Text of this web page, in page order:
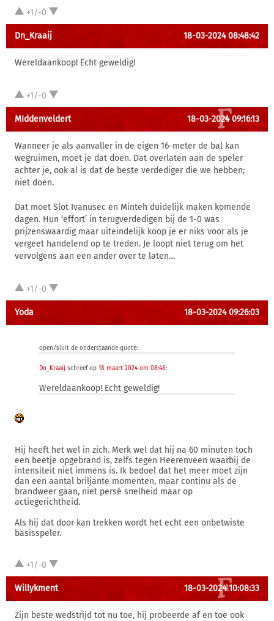
+1/-0
Dn_Kraaij 18-03-2024 08:48:42
Wereldaankoop! Echt geweldig!
+1/-0
MIddenveldert 18-03-2024 09:16:13
Wanneer je als aanvaller in de eigen 16-meter de bal kan
wegruimen, moet je dat doen. Dat overlaten aan de speler
achter je, ook al is dat de beste verdediger die we hebben;
niet doen.
Dat moet Slot Ivanusec en Minteh duidelijk maken komende
dagen. Hun ‘effort’ in terugverdedigen bij de 1-0 was
prijzenswaardig maar uiteindelijk koop je er niks voor als je
vergeet handelend op te treden. Je loopt niet terug om het
vervolgens aan een ander over te laten…
+1/-0
Yoda 18-03-2024 09:26:03
open/sluit de onderstaande quote:
Dn_Kraaij schreef op 18 maart 2024 om 08:48:
Wereldaankoop! Echt geweldig!
Hij heeft het wel in zich. Merk wel dat hij na 60 minuten toch
een beetje opgebrand is, zelfs tegen Heerenveen waarbij de
intensiteit niet immens is. Ik bedoel dat het meer moet zijn
dan een aantal briljante momenten, maar continu als de
brandweer gaan, niet persé snelheid maar op
actiegerichtheid.
Als hij dat door kan trekken wordt het echt een onbetwiste
basisspeler.
+1/-0
Willykment 18-03-2024 10:08:33
Zijn beste wedstrijd tot nu toe, hij probeerde af en toe ook